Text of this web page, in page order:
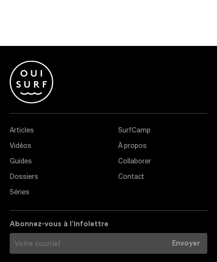
Articles
Vidéos
Guides
Dossiers
Séries
SurfCamp
À propos
Collaborer
Contact
Abonnez-vous à l’infolettre